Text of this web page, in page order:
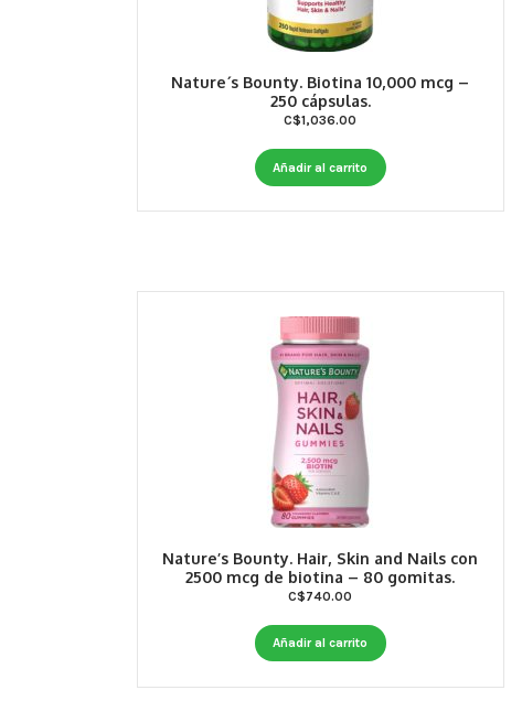
Nature´s Bounty. Biotina 10,000 mcg –
250 cápsulas.
C$1,036.00
Añadir al carrito
Nature’s Bounty. Hair, Skin and Nails con
2500 mcg de biotina – 80 gomitas.
C$740.00
Añadir al carrito